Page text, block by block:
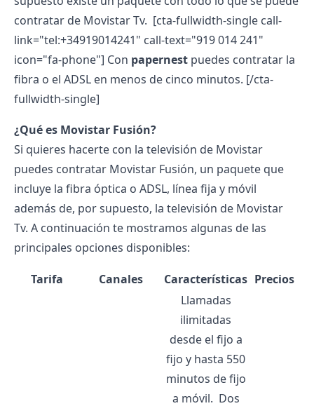
contratar de Movistar Tv. [cta-fullwidth-single call-
link="tel:+34919014241" call-text="919 014 241"
icon="fa-phone"] Con papernest puedes contratar la
fibra o el ADSL en menos de cinco minutos. [/cta-
fullwidth-single]
¿Qué es Movistar Fusión?
Si quieres hacerte con la televisión de Movistar
puedes contratar Movistar Fusión, un paquete que
incluye la fibra óptica o ADSL, línea fija y móvil
además de, por supuesto, la televisión de Movistar
Tv. A continuación te mostramos algunas de las
principales opciones disponibles:
Tarifa Canales Características Precios
Llamadas
ilimitadas
desde el fijo a
fijo y hasta 550
minutos de fijo
a móvil. Dos